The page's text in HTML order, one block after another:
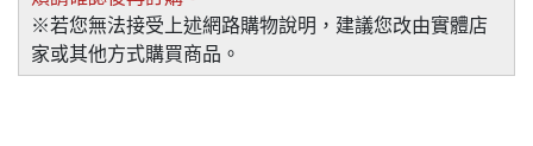
※若您無法接受上述網路購物說明，建議您改由實體店
家或其他方式購買商品。